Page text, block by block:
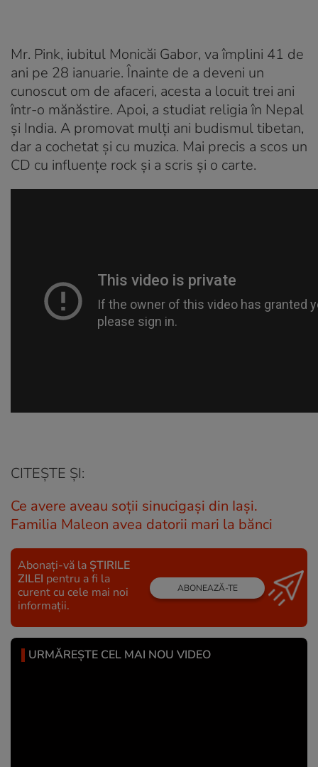
Mr. Pink, iubitul Monicăi Gabor, va împlini 41 de
ani pe 28 ianuarie. Înainte de a deveni un
cunoscut om de afaceri, acesta a locuit trei ani
într-o mănăstire. Apoi, a studiat religia în Nepal
și India. A promovat mulți ani budismul tibetan,
dar a cochetat și cu muzica. Mai precis a scos un
CD cu influențe rock și a scris și o carte.
CITEȘTE ȘI:
Ce avere aveau soții sinucigași din Iași.
Familia Maleon avea datorii mari la bănci
Abonați-vă la ȘTIRILE
ZILEI pentru a fi la
curent cu cele mai noi
informații.
ABONEAZĂ-TE
URMĂREȘTE CEL MAI NOU VIDEO